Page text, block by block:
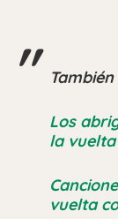
Los
la
vuelta